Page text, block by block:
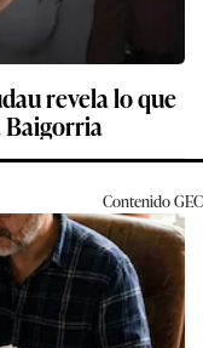
revela lo que
Baigorria
ContenidoGEC